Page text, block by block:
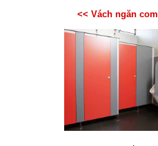
<< Vách ngăn